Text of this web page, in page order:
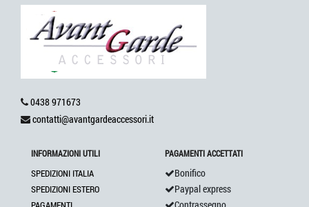
0438 971673
contatti@avantgardeaccessori.it
INFORMAZIONI UTILI
SPEDIZIONI ITALIA
SPEDIZIONI ESTERO
PAGAMENTI ACCETTATI
Bonifico
Paypal express